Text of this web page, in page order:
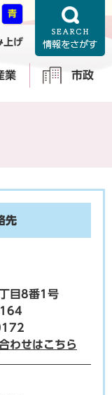
青
上げ
業 市政
先
目8番1号
わせはこちら